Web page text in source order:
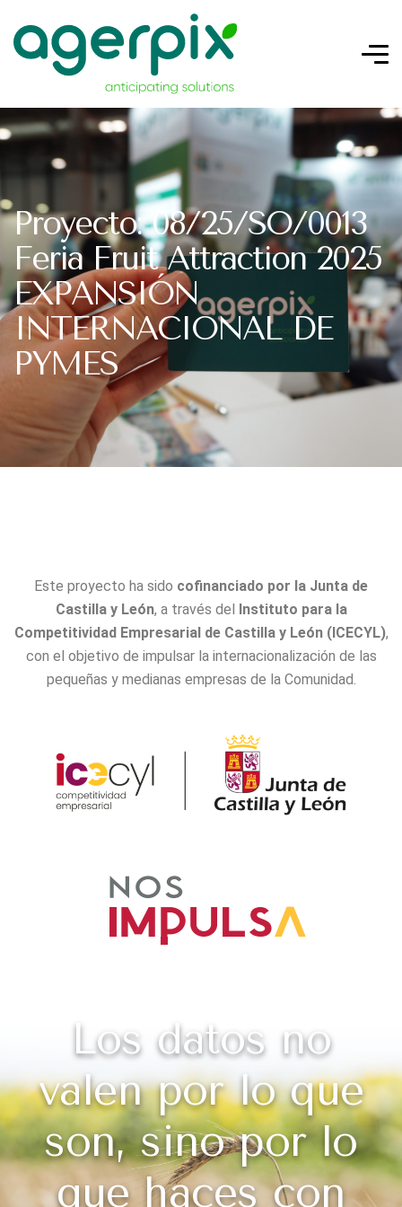
Proyecto: 08/25/SO/0013
Feria Fruit Attraction 2025
EXPANSIÓN
INTERNACIONAL DE
PYMES
Este proyecto ha sido cofinanciado por la Junta de
Castilla y León, a través del Instituto para la
Competitividad Empresarial de Castilla y León (ICECYL),
con el objetivo de impulsar la internacionalización de las
pequeñas y medianas empresas de la Comunidad.
Los datos no
valen por lo que
son, sino por lo
que haces con